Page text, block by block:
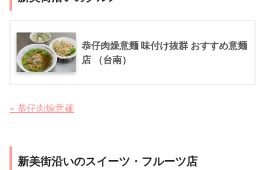
恭仔肉燥意麺 味付け抜群 おすすめ意麺
店 （台南）
» 恭仔肉燥意麺
新美街沿いのスイーツ・フルーツ店